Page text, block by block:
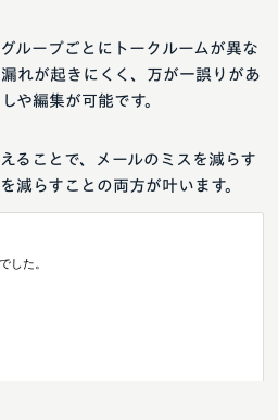
ループごとにトークルームが異な
れが起きにくく、万が一誤りがあ
や編集が可能です。
ることで、メールのミスを減らす
減らすことの両方が叶います。